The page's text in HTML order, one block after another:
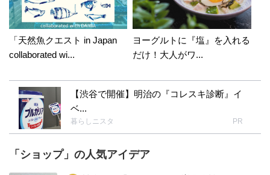
「天然魚クエスト in Japan
collaborated wi...
ヨーグルトに『塩』を入れる
だけ！大人がワ...
【渋谷で開催】明治の『コレスキ診断』イ
ベ...
暮らしニスタ PR
「ショップ」の人気アイデア